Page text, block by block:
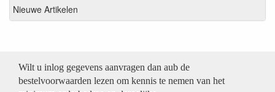
Nieuwe Artikelen
Wilt u inlog gegevens aanvragen dan aub de
bestelvoorwaarden lezen om kennis te nemen van het